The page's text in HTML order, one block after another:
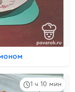
1 ч 10 мин